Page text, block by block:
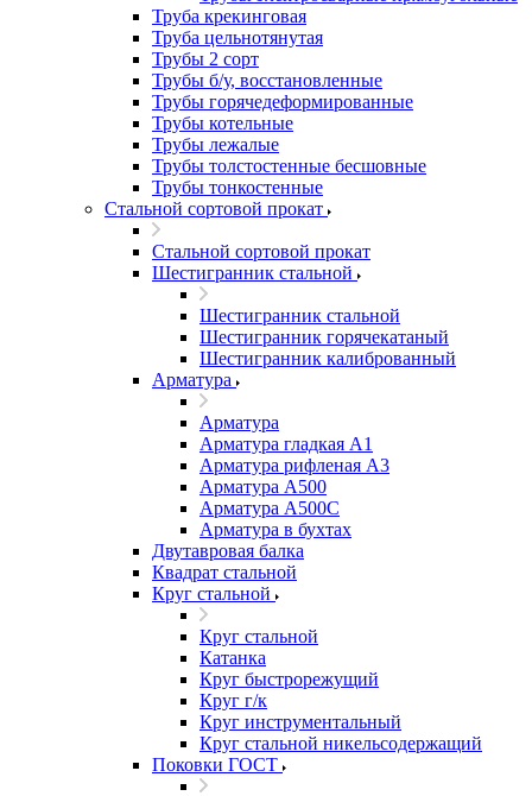
Труба крекинговая
Труба цельнотянутая
Трубы 2 сорт
Трубы б/у, восстановленные
Трубы горячедеформированные
Трубы котельные
Трубы лежалые
Трубы толстостенные бесшовные
Трубы тонкостенные
Стальной сортовой прокат
Стальной сортовой прокат
Шестигранник стальной
Шестигранник стальной
Шестигранник горячекатаный
Шестигранник калиброванный
Арматура
Арматура
Арматура гладкая А1
Арматура рифленая А3
Арматура А500
Арматура А500С
Арматура в бухтах
Двутавровая балка
Квадрат стальной
Круг стальной
Круг стальной
Катанка
Круг быстрорежущий
Круг г/к
Круг инструментальный
Круг стальной никельсодержащий
Поковки ГОСТ